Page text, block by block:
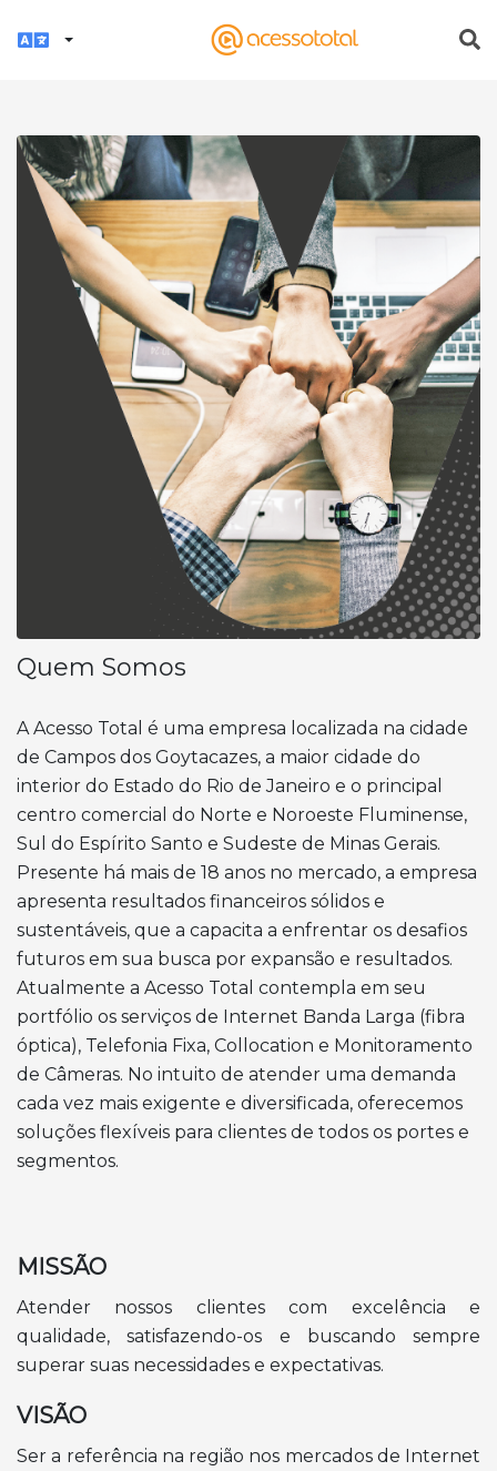
Quem Somos
A Acesso Total é uma empresa localizada na cidade
de Campos dos Goytacazes, a maior cidade do
interior do Estado do Rio de Janeiro e o principal
centro comercial do Norte e Noroeste Fluminense,
Sul do Espírito Santo e Sudeste de Minas Gerais.
Presente há mais de 18 anos no mercado, a empresa
apresenta resultados financeiros sólidos e
sustentáveis, que a capacita a enfrentar os desafios
futuros em sua busca por expansão e resultados.
Atualmente a Acesso Total contempla em seu
portfólio os serviços de Internet Banda Larga (fibra
óptica), Telefonia Fixa, Collocation e Monitoramento
de Câmeras. No intuito de atender uma demanda
cada vez mais exigente e diversificada, oferecemos
soluções flexíveis para clientes de todos os portes e
segmentos.
MISSÃO
Atender nossos clientes com excelência e
qualidade, satisfazendo-os e buscando sempre
superar suas necessidades e expectativas.
VISÃO
Ser a referência na região nos mercados de Internet